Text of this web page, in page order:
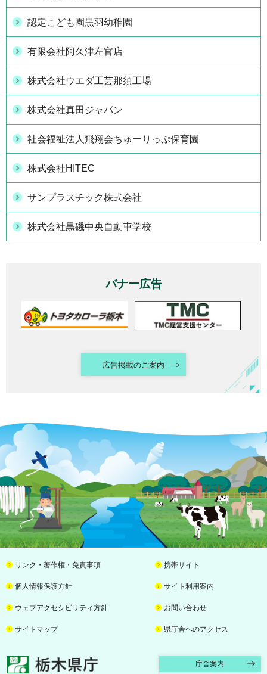
認定こども園黒羽幼稚園
有限会社阿久津左官店
株式会社ウエダ工芸那須工場
株式会社真田ジャパン
社会福祉法人飛翔会ちゅーりっぷ保育園
株式会社HITEC
サンプラスチック株式会社
株式会社黒磯中央自動車学校
バナー広告
広告掲載のご案内
リンク・著作権・免責事項 携帯サイト
個人情報保護方針 サイト利用案内
ウェブアクセシビリティ方針 お問い合わせ
サイトマップ 県庁舎へのアクセス
栃木県庁 庁舎案内